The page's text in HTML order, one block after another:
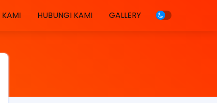
KAMI HUBUNGI KAMI GALLERY